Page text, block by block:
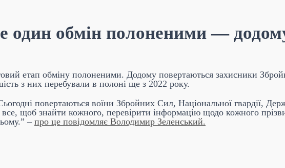
один обмін полоненими —
етап обміну полоненими. Додому повертаються захисники
з них перебували в полоні ще з 2022 року.
повертаються воїни Збройних Сил, Національної гвардії,
щоб знайти кожного, перевірити інформацію щодо кожного
– про це повідомляє Володимир Зеленський.